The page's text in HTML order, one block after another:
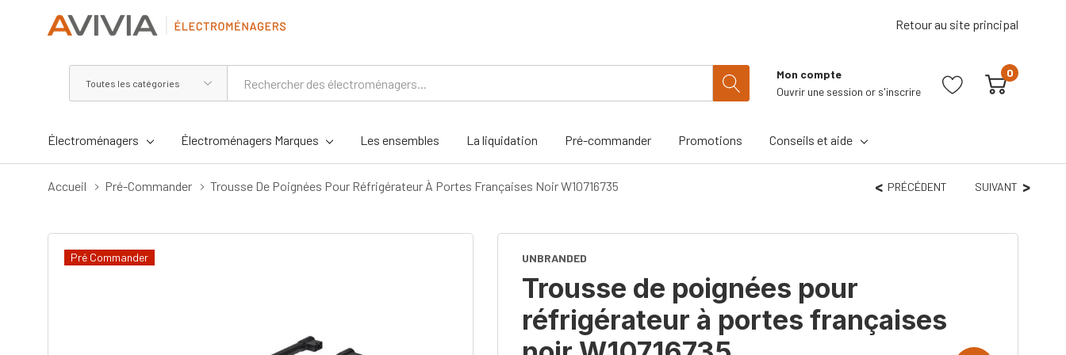
Retour au site principal
les
Mon compte
Ouvrir une session or s'inscrire
0
Électroménagers Électroménagers Marques Les ensembles La liquidation Pré-commander Promotions Conseils et aide
Accueil Pré-Commander Trousse De Poignées Pour Réfrigérateur À Portes Françaises Noir W10716735
Pré Commander
PRÉCÉDENT SUIVANT
UNBRANDED
Trousse de poignées pour
réfrigérateur à portes françaises